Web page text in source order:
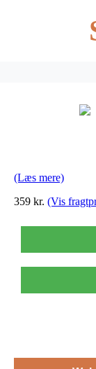
(Læs mere)
359 kr. (Vis